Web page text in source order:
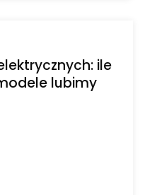
ile
lubimy